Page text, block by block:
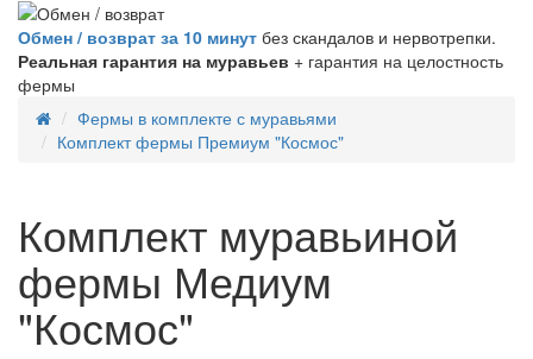
Обмен / возврат за 10 минут без скандалов и нервотрепки.
Реальная гарантия на муравьев + гарантия на целостность
фермы
Фермы в комплекте с муравьями
Комплект фермы Премиум "Космос"
Комплект муравьиной
фермы Медиум
"Космос"